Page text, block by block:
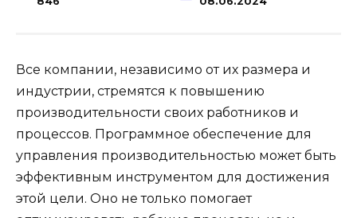
Все компании, независимо от их размера и
индустрии, стремятся к повышению
производительности своих работников и
процессов. Программное обеспечение для
управления производительностью может быть
эффективным инструментом для достижения
этой цели. Оно не только помогает